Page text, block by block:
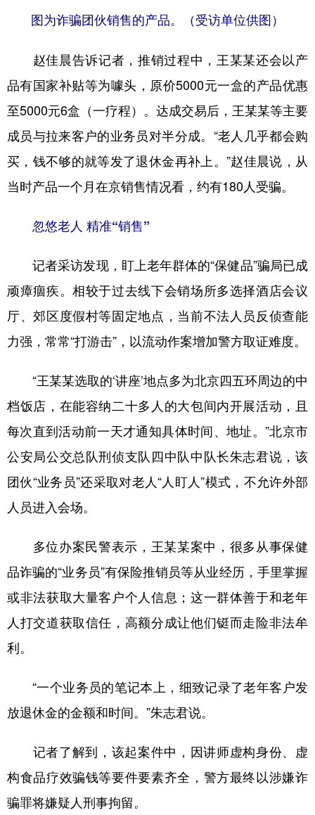
图为诈骗团伙销售的产品。（受访单位供图）
赵佳晨告诉记者，推销过程中，王某某还会以产
品有国家补贴等为噱头，原价5000元一盒的产品优惠
至5000元6盒（一疗程）。达成交易后，王某某等主要
成员与拉来客户的业务员对半分成。“老人几乎都会购
买，钱不够的就等发了退休金再补上。”赵佳晨说，从
当时产品一个月在京销售情况看，约有180人受骗。
忽悠老人 精准“销售”
记者采访发现，盯上老年群体的“保健品”骗局已成
顽瘴痼疾。相较于过去线下会销场所多选择酒店会议
厅、郊区度假村等固定地点，当前不法人员反侦查能
力强，常常“打游击”，以流动作案增加警方取证难度。
“王某某选取的‘讲座’地点多为北京四五环周边的中
档饭店，在能容纳二十多人的大包间内开展活动，且
每次直到活动前一天才通知具体时间、地址。”北京市
公安局公交总队刑侦支队四中队中队长朱志君说，该
团伙“业务员”还采取对老人“人盯人”模式，不允许外部
人员进入会场。
多位办案民警表示，王某某案中，很多从事保健
品诈骗的“业务员”有保险推销员等从业经历，手里掌握
或非法获取大量客户个人信息；这一群体善于和老年
人打交道获取信任，高额分成让他们铤而走险非法牟
利。
“一个业务员的笔记本上，细致记录了老年客户发
放退休金的金额和时间。”朱志君说。
记者了解到，该起案件中，因讲师虚构身份、虚
构食品疗效骗钱等要件要素齐全，警方最终以涉嫌诈
骗罪将嫌疑人刑事拘留。